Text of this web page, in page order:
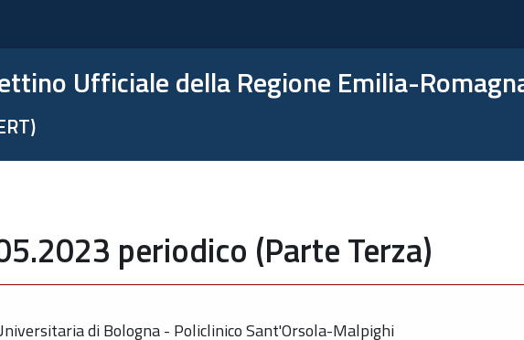
Ufficiale della Regione Emilia-
periodico (Parte Terza)
di Bologna - Policlinico Sant'Orsola-Malpighi